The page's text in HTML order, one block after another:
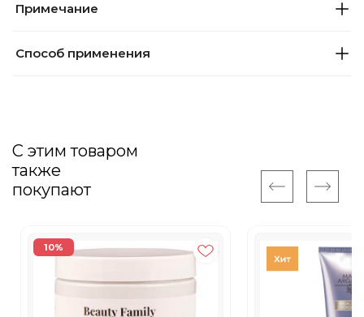
Примечание
Способ применения
С этим товаром
также
покупают
10%